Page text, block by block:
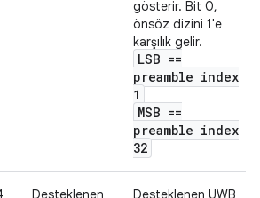
gösterir. Bit 0,
önsöz dizini 1'e
karşılık gelir.
LSB ==
preamble index
1
MSB ==
preamble index
32
Desteklenen
Desteklenen UWB